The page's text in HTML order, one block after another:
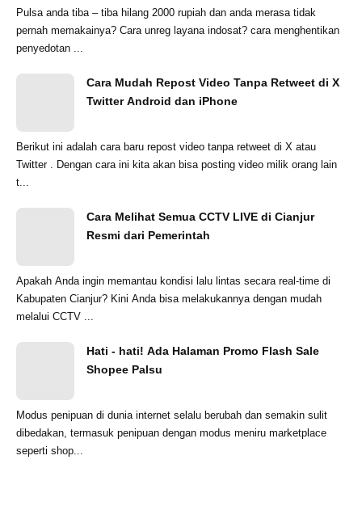
Pulsa anda tiba – tiba hilang 2000 rupiah dan anda merasa tidak
pernah memakainya? Cara unreg layana indosat? cara menghentikan
penyedotan ...
Cara Mudah Repost Video Tanpa Retweet di X
Twitter Android dan iPhone
Berikut ini adalah cara baru repost video tanpa retweet di X atau
Twitter . Dengan cara ini kita akan bisa posting video milik orang lain
t...
Cara Melihat Semua CCTV LIVE di Cianjur
Resmi dari Pemerintah
Apakah Anda ingin memantau kondisi lalu lintas secara real-time di
Kabupaten Cianjur? Kini Anda bisa melakukannya dengan mudah
melalui CCTV ...
Hati - hati! Ada Halaman Promo Flash Sale
Shopee Palsu
Modus penipuan di dunia internet selalu berubah dan semakin sulit
dibedakan, termasuk penipuan dengan modus meniru marketplace
seperti shop...